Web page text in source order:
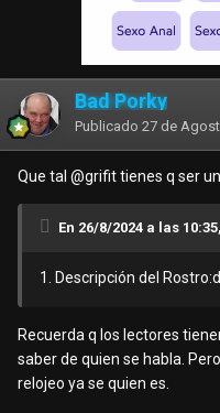
Bad Porky
Publicado 27 de
Que tal @grifittienes q ser
En 26/8/2024 a las
1. Descripción del
Recuerda q los lectores
saber de quien se habla.
relojeo ya se quien es.